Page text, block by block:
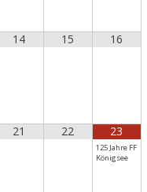
14 15 16
21 22 23
125 Jahre FF
Königsee